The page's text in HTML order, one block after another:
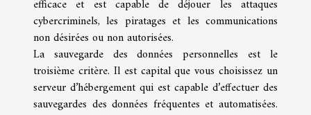
efficace et est capable de déjouer les attaques
cybercriminels, les piratages et les communications
non désirées ou non autorisées.
La sauvegarde des données personnelles est le
troisième critère. Il est capital que vous choisissez un
serveur d’hébergement qui est capable d’effectuer des
sauvegardes des données fréquentes et automatisées.